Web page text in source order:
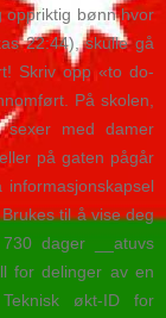
oppriktig bønn hvor
22:44), skulle gå
Skriv opp «to do-
På skolen,
med damer
på gaten pågår
til å vise deg
dager __atuvs
for delinger av en
økt-ID for